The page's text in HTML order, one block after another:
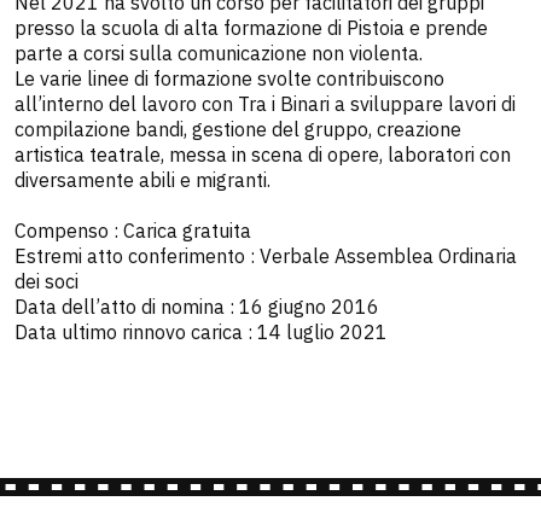
presso la scuola di alta formazione di Pistoia e prende
parte a corsi sulla comunicazione non violenta.
Le varie linee di formazione svolte contribuiscono
all’interno del lavoro con Tra i Binari a sviluppare lavori di
compilazione bandi, gestione del gruppo, creazione
artistica teatrale, messa in scena di opere, laboratori con
diversamente abili e migranti.
Compenso : Carica gratuita
Estremi atto conferimento : Verbale Assemblea Ordinaria
dei soci
Data dell’atto di nomina : 16 giugno 2016
Data ultimo rinnovo carica : 14 luglio 2021